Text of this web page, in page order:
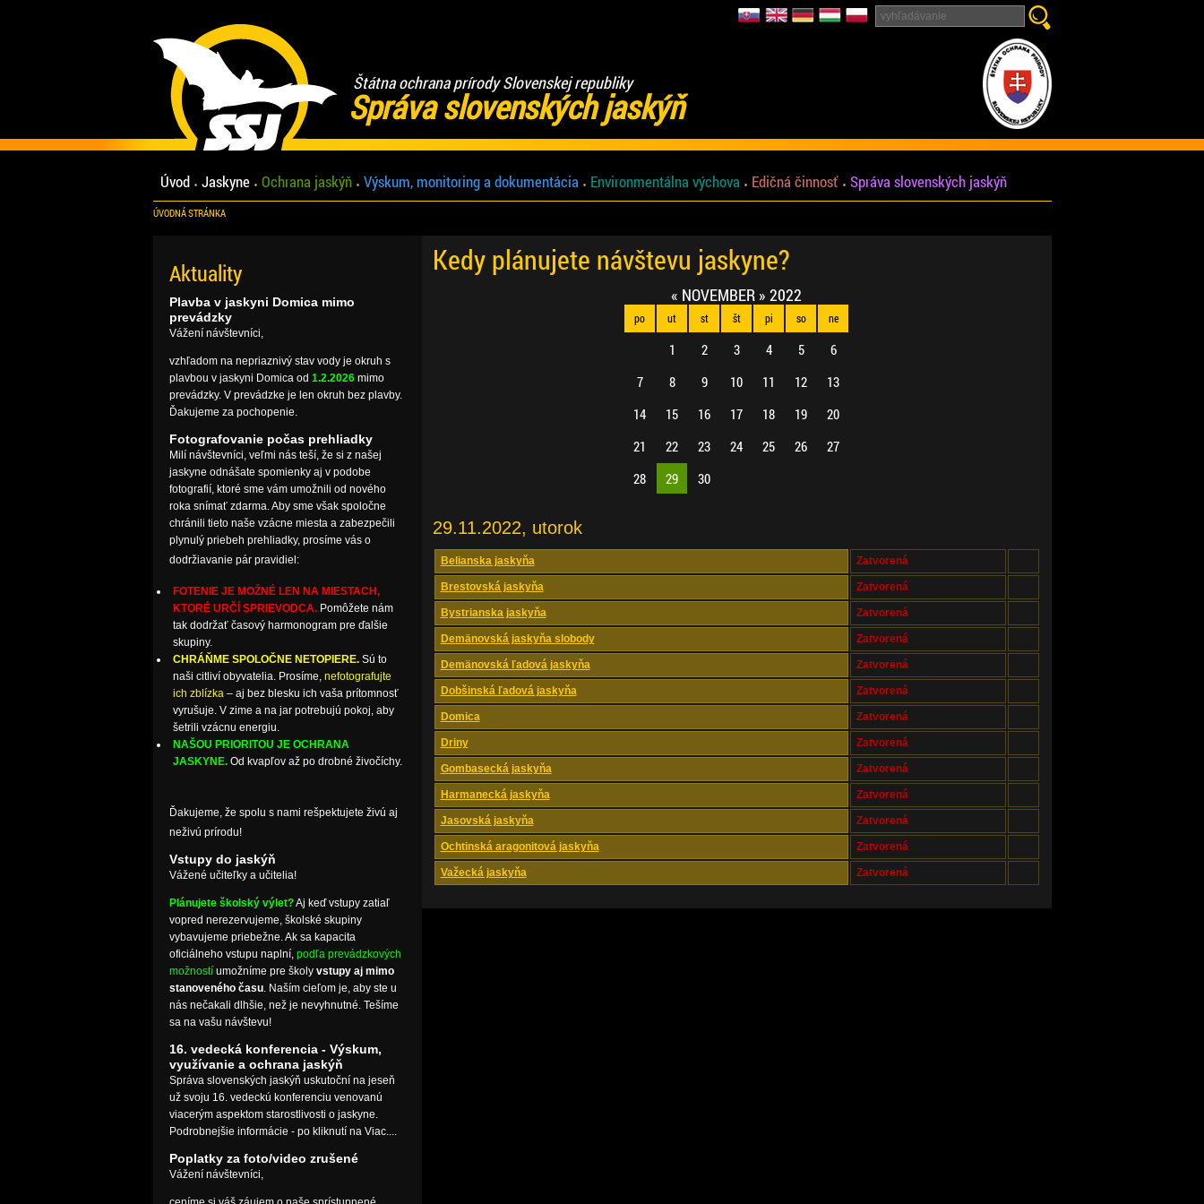
Štátna ochrana prírody Slovenskej republiky
Správa slovenských jaskýň
Úvod Jaskyne Ochrana jaskýň Výskum, monitoring a dokumentácia Environmentálna výchova Edičná činnosť Správa slovenských jaskýň
ÚVODNÁ STRÁNKA
Kedy plánujete návštevu jaskyne?
« NOVEMBER » 2022
po ut st št pi so ne
1 2 3 4 5
6
7
8 9 10 11 12
13
14
15 16 17 18 19
20
21
22 23 24 25 26
27
28
29 30
29.11.2022, utorok
Belianska jaskyňa Zatvorená
Brestovská jaskyňa Zatvorená
Bystrianska jaskyňa Zatvorená
Demänovská jaskyňa slobody Zatvorená
Demänovská ľadová jaskyňa Zatvorená
Dobšinská ľadová jaskyňa Zatvorená
Domica Zatvorená
Driny Zatvorená
Gombasecká jaskyňa Zatvorená
Harmanecká jaskyňa Zatvorená
Jasovská jaskyňa Zatvorená
Ochtinská aragonitová jaskyňa Zatvorená
Važecká jaskyňa Zatvorená
Aktuality
Plavba v jaskyni Domica mimo
prevádzky
Vážení návštevníci,
vzhľadom na nepriaznivý stav vody je okruh s
plavbou v jaskyni Domica od 1.2.2026mimo
prevádzky. V prevádzke je len okruh bez plavby.
Ďakujeme za pochopenie.
Fotografovanie počas prehliadky
Milí návštevníci, veľmi nás teší, že si z našej
jaskyne odnášate spomienky aj v podobe
fotografií, ktoré sme vám umožnili od nového
roka snímať zdarma. Aby sme však spoločne
chránili tieto naše vzácne miesta a zabezpečili
plynulý priebeh prehliadky, prosíme vás o
dodržiavanie pár pravidiel:
FOTENIE JE MOŽNÉ LEN NA MIESTACH,
KTORÉ URČÍ SPRIEVODCA.Pomôžete nám
tak dodržať časový harmonogram pre ďalšie
skupiny.
CHRÁŇME SPOLOČNE NETOPIERE.Sú to
naši citliví obyvatelia. Prosíme, nefotografujte
ich zblízka– aj bez blesku ich vaša prítomnosť
vyrušuje. V zime a na jar potrebujú pokoj, aby
šetrili vzácnu energiu.
NAŠOU PRIORITOU JE OCHRANA
JASKYNE. Od kvapľov až po drobné živočíchy.
Ďakujeme, že spolu s nami rešpektujete živú aj
neživú prírodu!
Vstupy do jaskýň
Vážené učiteľky a učitelia!
Plánujete školský výlet?Aj keď vstupy zatiaľ
vopred nerezervujeme, školské skupiny
vybavujeme priebežne. Ak sa kapacita
oficiálneho vstupu naplní, podľa prevádzkových
možnostíumožníme pre školy vstupy aj mimo
stanoveného času. Naším cieľom je, aby ste u
nás nečakali dlhšie, než je nevyhnutné. Tešíme
sa na vašu návštevu!
16. vedecká konferencia - Výskum,
využívanie a ochrana jaskýň
Správa slovenských jaskýň uskutoční na jeseň
už svoju 16. vedeckú konferenciu venovanú
viacerým aspektom starostlivosti o jaskyne.
Podrobnejšie informácie - po kliknutí na Viac....
Poplatky za foto/video zrušené
Vážení návštevníci,